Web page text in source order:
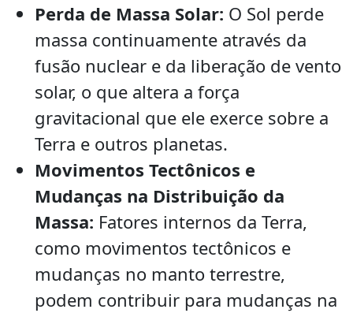
Perda de Massa Solar: O Sol perde
massa continuamente através da
fusão nuclear e da liberação de vento
solar, o que altera a força
gravitacional que ele exerce sobre a
Terra e outros planetas.
Movimentos Tectônicos e
Mudanças na Distribuição da
Massa: Fatores internos da Terra,
como movimentos tectônicos e
mudanças no manto terrestre,
podem contribuir para mudanças na